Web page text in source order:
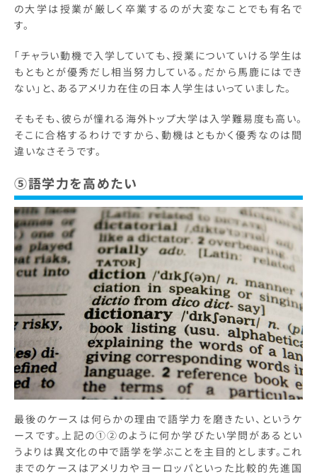
の大学は授業が厳しく卒業するのが大変なことでも有名で
す。
「チャラい動機で入学していても、授業についていける学生は
もともとが優秀だし相当努力している。だから馬鹿にはでき
ない」と、あるアメリカ在住の日本人学生はいっていました。
そもそも、彼らが憧れる海外トップ大学は入学難易度も高い。
そこに合格するわけですから、動機はともかく優秀なのは間
違いなさそうです。
⑤語学力を高めたい
最後のケースは何らかの理由で語学力を磨きたい、というケ
ースです。上記の①②のように何か学びたい学問があるとい
うよりは異文化の中で語学を学ぶことを主目的とします。これ
までのケースはアメリカやヨーロッパといった比較的先進国